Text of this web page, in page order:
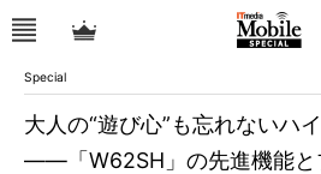
Special
大人の“遊び心”も忘れないハ
――「W62SH」の先進機能と